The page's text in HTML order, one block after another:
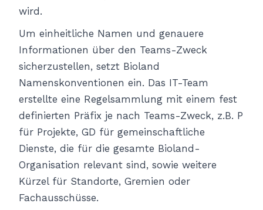
wird.
Um einheitliche Namen und genauere
Informationen über den Teams-Zweck
sicherzustellen, setzt Bioland
Namenskonventionen ein. Das IT-Team
erstellte eine Regelsammlung mit einem fest
definierten Präfix je nach Teams-Zweck, z.B. P
für Projekte, GD für gemeinschaftliche
Dienste, die für die gesamte Bioland-
Organisation relevant sind, sowie weitere
Kürzel für Standorte, Gremien oder
Fachausschüsse.